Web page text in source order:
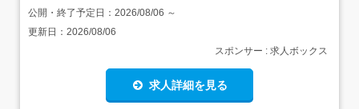
公開・終了予定日： 2026/08/06 ～
更新日： 2026/08/06
スポンサー : 求人ボックス
求人詳細を見る